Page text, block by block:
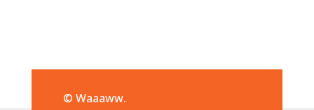
© Waaaww.